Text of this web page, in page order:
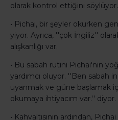
olarak kontrol ettiğini söylüyor.
• Pichai, bir şeyler okurken
yiyor. Ayrıca, ''çok İngiliz''
alışkanlığı var.
• Bu sabah rutini Pichai'nin
yardımcı oluyor. ''Ben sabah
uyanmak ve güne başlamak
okumaya ihtiyacım var.'' diyor.
• Kahvaltısının ardından,